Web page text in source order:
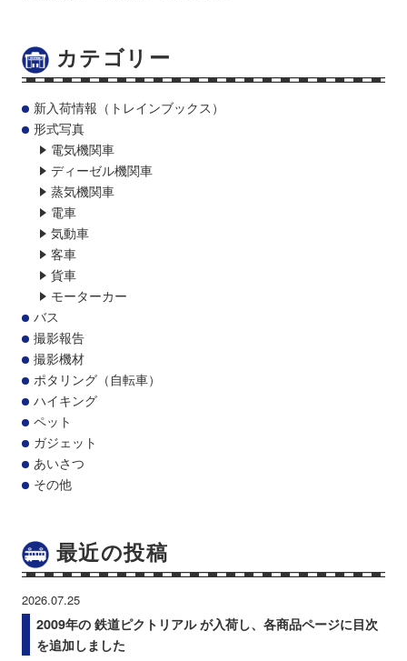
カテゴリー
新入荷情報（トレインブックス）
形式写真
電気機関車
ディーゼル機関車
蒸気機関車
電車
気動車
客車
貨車
モーターカー
バス
撮影報告
撮影機材
ポタリング（自転車）
ハイキング
ペット
ガジェット
あいさつ
その他
最近の投稿
2026.07.25
2009年の 鉄道ピクトリアル が入荷し、各商品ページに目次
を追加しました